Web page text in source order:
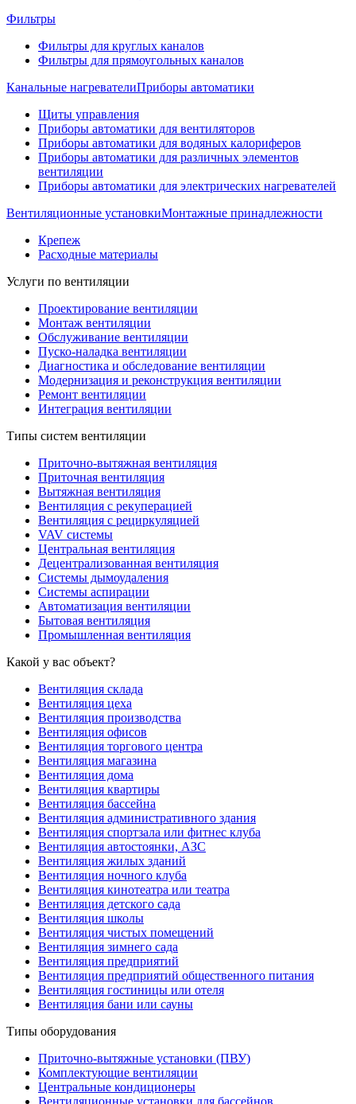
Фильтры
Фильтры для круглых каналов
Фильтры для прямоугольных каналов
Канальные нагревателиПриборы автоматики
Щиты управления
Приборы автоматики для вентиляторов
Приборы автоматики для водяных калориферов
Приборы автоматики для различных элементов
вентиляции
Приборы автоматики для электрических нагревателей
Вентиляционные установкиМонтажные принадлежности
Крепеж
Расходные материалы
Услуги по вентиляции
Проектирование вентиляции
Монтаж вентиляции
Обслуживание вентиляции
Пуско-наладка вентиляции
Диагностика и обследование вентиляции
Модернизация и реконструкция вентиляции
Ремонт вентиляции
Интеграция вентиляции
Типы систем вентиляции
Приточно-вытяжная вентиляция
Приточная вентиляция
Вытяжная вентиляция
Вентиляция с рекуперацией
Вентиляция с рециркуляцией
VAV системы
Центральная вентиляция
Децентрализованная вентиляция
Системы дымоудаления
Системы аспирации
Автоматизация вентиляции
Бытовая вентиляция
Промышленная вентиляция
Какой у вас объект?
Вентиляция склада
Вентиляция цеха
Вентиляция производства
Вентиляция офисов
Вентиляция торгового центра
Вентиляция магазина
Вентиляция дома
Вентиляция квартиры
Вентиляция бассейна
Вентиляция административного здания
Вентиляция спортзала или фитнес клуба
Вентиляция автостоянки, АЗС
Вентиляция жилых зданий
Вентиляция ночного клуба
Вентиляция кинотеатра или театра
Вентиляция детского сада
Вентиляция школы
Вентиляция чистых помещений
Вентиляция зимнего сада
Вентиляция предприятий
Вентиляция предприятий общественного питания
Вентиляция гостиницы или отеля
Вентиляция бани или сауны
Типы оборудования
Приточно-вытяжные установки (ПВУ)
Комплектующие вентиляции
Центральные кондиционеры